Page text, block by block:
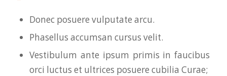
Donec posuere vulputate arcu.
Phasellus accumsan cursus velit.
Vestibulum ante ipsum primis in faucibus
orci luctus et ultrices posuere cubilia Curae;